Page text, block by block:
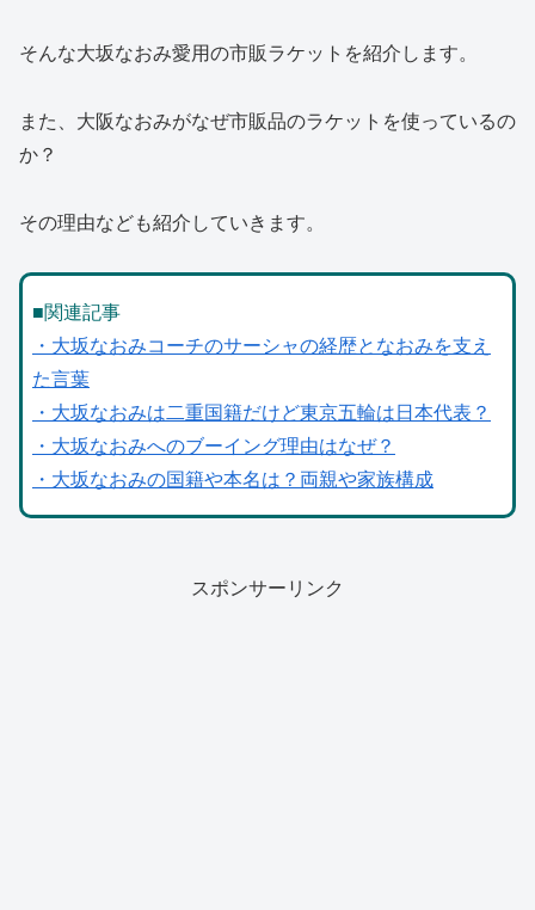
そんな大坂なおみ愛用の市販ラケットを紹介します。
また、大阪なおみがなぜ市販品のラケットを使っているの
か？
その理由なども紹介していきます。
■関連記事
・大坂なおみコーチのサーシャの経歴となおみを支え
た言葉
・大坂なおみは二重国籍だけど東京五輪は日本代表？
・大坂なおみへのブーイング理由はなぜ？
・大坂なおみの国籍や本名は？両親や家族構成
スポンサーリンク